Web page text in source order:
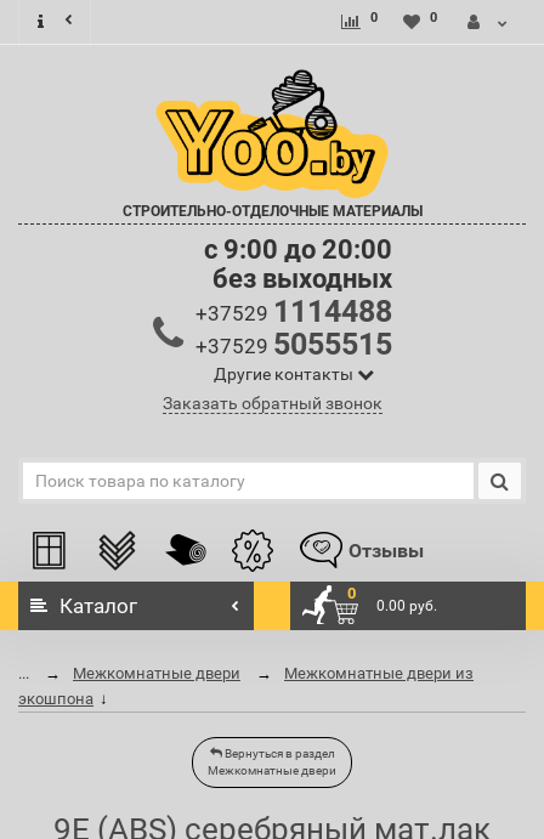
0 0
СТРОИТЕЛЬНО-ОТДЕЛОЧНЫЕ МАТЕРИАЛЫ
c 9:00 до 20:00
без выходных
+37529 1114488
+37529 5055515
Другие контакты
Заказать обратный звонок
Отзывы
Каталог
0
0.00 руб.
... Межкомнатные двери
Межкомнатные двери из
экошпона
Вернуться в раздел
Межкомнатные двери
9E (ABS) серебряный мат.лак